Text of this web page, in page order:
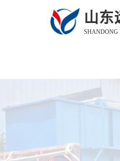
山东
SHANDONG